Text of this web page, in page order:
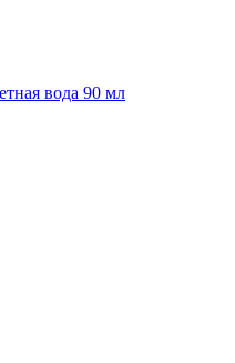
вода 90 мл